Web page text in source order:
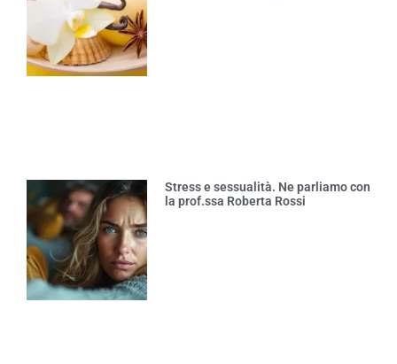
Stress e sessualità. Ne parliamo con
la prof.ssa Roberta Rossi